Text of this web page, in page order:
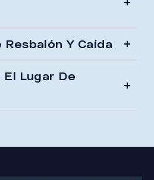
Y Caída
Lugar De